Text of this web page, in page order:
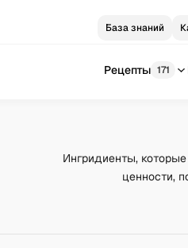
База знаний
Рецепты 171
Ингридиенты,
ценности,